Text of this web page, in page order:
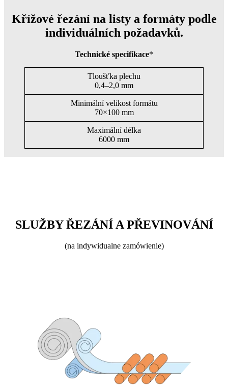
Křížové řezání na listy a formáty podle
individuálních požadavků.
Technické specifikace*
Tloušťka plechu
0,4–2,0 mm
Minimální velikost formátu
70×100 mm
Maximální délka
6000 mm
SLUŽBY ŘEZÁNÍ A PŘEVINOVÁNÍ
(na indywidualne zamówienie)